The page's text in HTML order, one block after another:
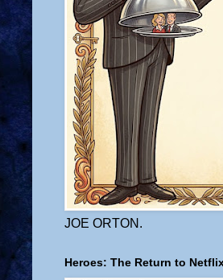
JOE ORTON.
Heroes: The Return to